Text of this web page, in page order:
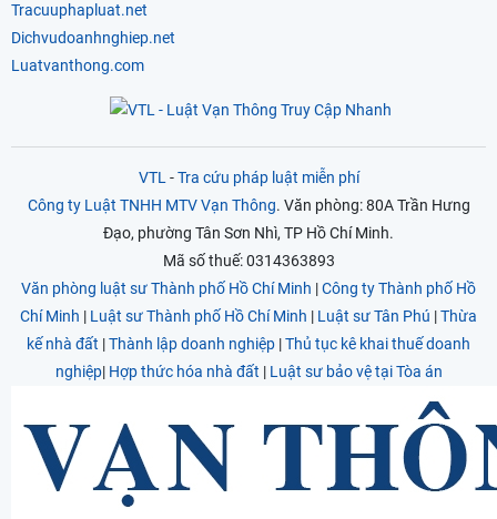
Tracuuphapluat.net
Dichvudoanhnghiep.net
Luatvanthong.com
VTL-Tra cứu pháp luật miễn phí
Công ty Luật TNHH MTV Vạn Thông. Văn phòng: 80A Trần Hưng
Đạo, phường Tân Sơn Nhì, TP Hồ Chí Minh.
Mã số thuế: 0314363893
Văn phòng luật sư Thành phố Hồ Chí Minh |Công ty Thành phố Hồ
Chí Minh | Luật sư Thành phố Hồ Chí Minh | Luật sư Tân Phú |Thừa
kế nhà đất |Thành lập doanh nghiệp |Thủ tục kê khai thuế doanh
nghiệp| Hợp thức hóa nhà đất | Luật sư bảo vệ tại Tòa án